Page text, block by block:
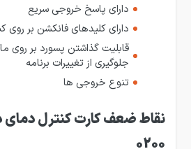
دارای پاسخ خروجی سریع
دارای کلیدهای فانکشن بر روی
قابلیت گذاشتن پسورد بر روی
جلوگیری از تغییرات برنامه
تنوع خروجی ها
0200